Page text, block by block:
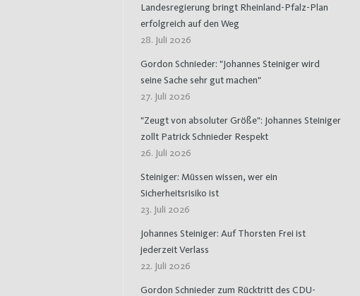
Landesregierung bringt Rheinland-Pfalz-Plan
erfolgreich auf den Weg
28. Juli 2026
Gordon Schnieder: "Johannes Steiniger wird
seine Sache sehr gut machen"
27. Juli 2026
"Zeugt von absoluter Größe": Johannes Steiniger
zollt Patrick Schnieder Respekt
26. Juli 2026
Steiniger: Müssen wissen, wer ein
Sicherheitsrisiko ist
23. Juli 2026
Johannes Steiniger: Auf Thorsten Frei ist
jederzeit Verlass
22. Juli 2026
Gordon Schnieder zum Rücktritt des CDU-